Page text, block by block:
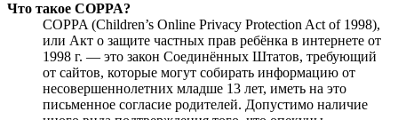
Что такое COPPA?
COPPA (Children’s Online Privacy Protection Act of 1998),
или Акт о защите частных прав ребёнка в интернете от
1998 г. — это закон Соединённых Штатов, требующий
от сайтов, которые могут собирать информацию от
несовершеннолетних младше 13 лет, иметь на это
письменное согласие родителей. Допустимо наличие